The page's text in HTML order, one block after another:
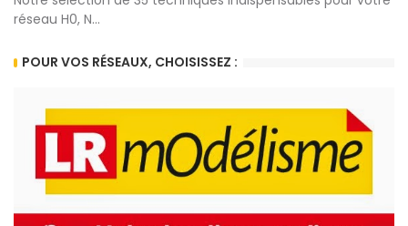
réseau H0, N...
POUR VOS RÉSEAUX, CHOISISSEZ :